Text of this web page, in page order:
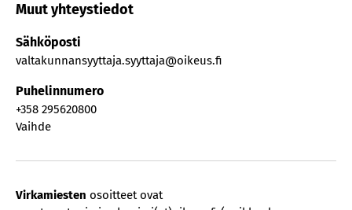
Muut yhteystiedot
Sähköposti
valtakunnansyyttaja.syyttaja@oikeus.fi
Puhelinnumero
+358 295620800
Vaihde
Virkamiesten osoitteet ovat